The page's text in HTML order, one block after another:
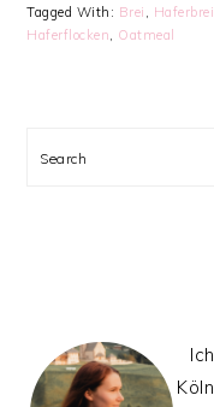
Tagged With: Brei , Haferbrei
Haferflocken, Oatmeal
SIDEBAR
Search